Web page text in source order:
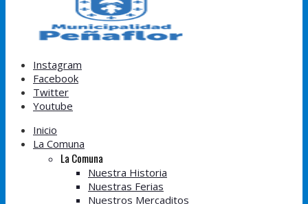
Instagram
Facebook
Twitter
Youtube
Inicio
La Comuna
La Comuna
Nuestra Historia
Nuestras Ferias
Nuestros Mercaditos